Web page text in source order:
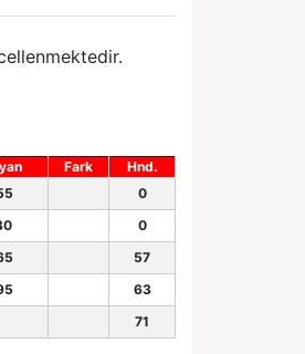
Fark
Hnd.
0
0
57
63
71